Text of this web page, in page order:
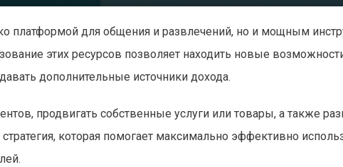
платформой для общения и развлечений, но и мощным
этих ресурсов позволяет находить новые
дополнительные источники дохода.
продвигать собственные услуги или товары, а также
которая помогает максимально эффективно